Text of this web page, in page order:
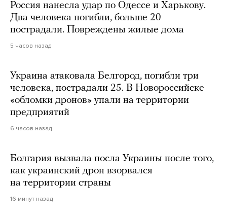
Россия нанесла удар по Одессе и Харькову.
Два человека погибли, больше 20
пострадали. Повреждены жилые дома
5 часов назад
Украина атаковала Белгород, погибли три
человека, пострадали 25. В Новороссийске
«обломки дронов» упали на территории
предприятий
6 часов назад
Болгария вызвала посла Украины после того,
как украинский дрон взорвался
на территории страны
16 минут назад